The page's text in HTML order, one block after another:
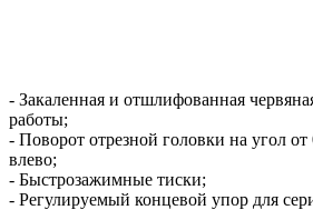
- Закаленная и отшлифованная
работы;
- Поворот отрезной головки на угол от
влево;
- Быстрозажимные тиски;
- Регулируемый концевой упор для